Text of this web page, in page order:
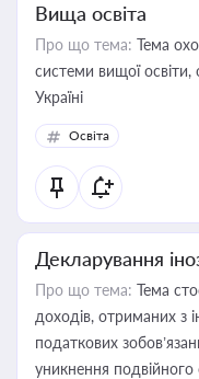
Вища освіта
Про що тема: Тема
системи вищої освіти,
Україні
Освіта
Декларування
Про що тема: Тема
доходів, отриманих з
податкових
уникнення